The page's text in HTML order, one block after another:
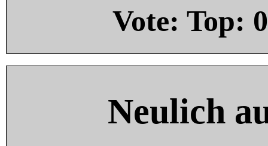
Vote: Top: 0
Neulich